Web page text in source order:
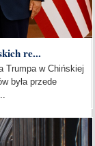
re...
Trumpa w Chińskiej
była przede